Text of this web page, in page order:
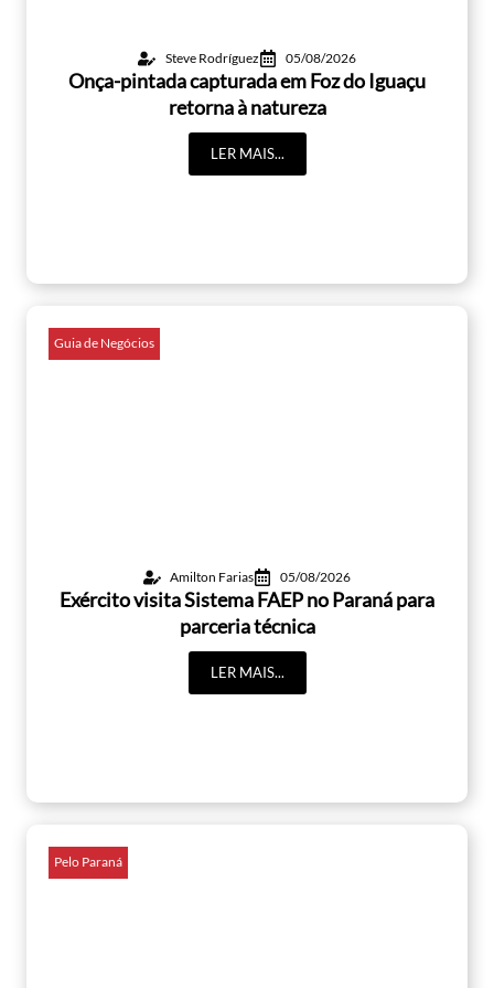
Steve Rodríguez 05/08/2026
Onça-pintada capturada em Foz do Iguaçu
retorna à natureza
LER MAIS...
Guia de Negócios
Amilton Farias 05/08/2026
Exército visita Sistema FAEP no Paraná para
parceria técnica
LER MAIS...
Pelo Paraná